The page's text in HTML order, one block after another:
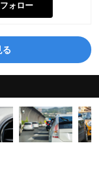
フォロー
る